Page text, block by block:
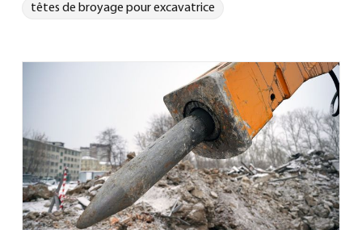
têtes de broyage pour excavatrice